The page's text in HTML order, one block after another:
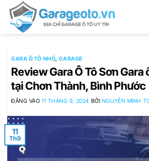
qua
GARA Ô TÔ NHỎ,GARAGE
Review Gara Ô Tô Sơn Gara
tại Chơn Thành, Bình Phước
ĐĂNG VÀO11 THÁNG 9, 2024 BỞI NGUYỄN MINH
11
Th9